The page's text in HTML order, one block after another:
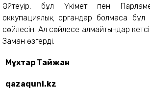
Әйтеуір, бұл Үкімет пен
оккупациялық органдар болмаса бұл
сөйлесін. Ал сөйлесе алмайтындар
Заман өзгерді.
Мұхтар Тайжан
qazaquni.kz